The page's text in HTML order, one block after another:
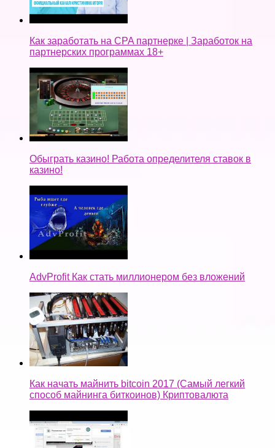
Как заработать на CPA партнерке | Заработок на
партнерских программах 18+
Обыграть казино! Работа определителя ставок в
казино!
AdvProfit Как стать миллионером без вложений
Как начать майнить bitcoin 2017 (Самый легкий
способ майнинга биткоинов) Криптовалюта